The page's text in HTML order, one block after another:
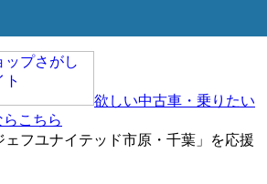
欲しい中古車・乗りたい
こちら
ェフユナイテッド市原・千葉」を応援